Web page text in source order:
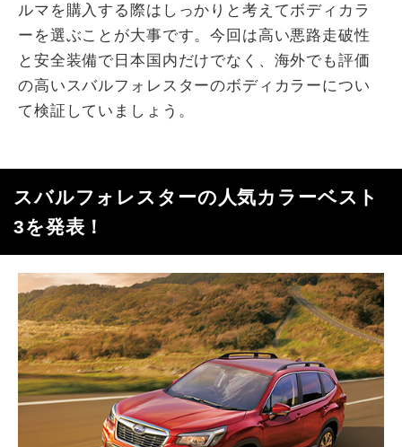
ルマを購入する際はしっかりと考えてボディカラ
ーを選ぶことが大事です。今回は高い悪路走破性
と安全装備で日本国内だけでなく、海外でも評価
の高いスバルフォレスターのボディカラーについ
て検証していましょう。
スバルフォレスターの人気カラーベスト
3を発表！